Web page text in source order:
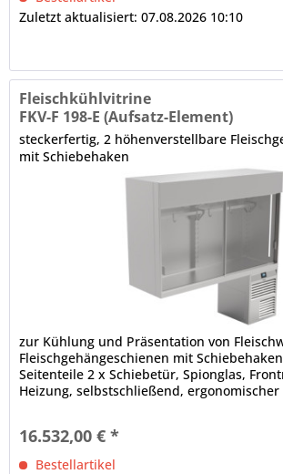
Zuletzt aktualisiert: 07.08.2026 10:10
Fleischkühlvitrine
FKV-F 198-E (Aufsatz-Element)
steckerfertig, 2 höhenverstellbare
mit Schiebehaken
zur Kühlung und Präsentation von
Fleischgehängeschienen mit
Seitenteile 2 x Schiebetür, Spionglas,
Heizung, selbstschließend,
bauseitiger Tauwasserablauf erforderlich
16.532,00 € *
Bestellartikel